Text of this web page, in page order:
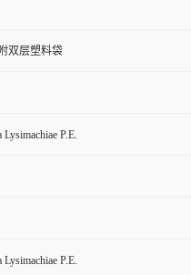
双层塑料袋
P.E.
P.E.